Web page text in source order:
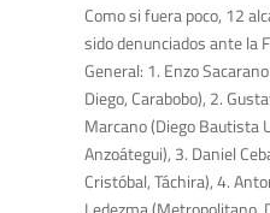
Como si fuera poco, 12
sido denunciados ante la
General: 1. Enzo
Diego, Carabobo), 2.
Marcano (Diego Bautista
Anzoátegui), 3. Daniel
Cristóbal, Táchira), 4.